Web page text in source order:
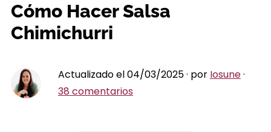
Cómo Hacer Salsa
Chimichurri
Actualizado el 04/03/2025 · por Iosune·
38 comentarios